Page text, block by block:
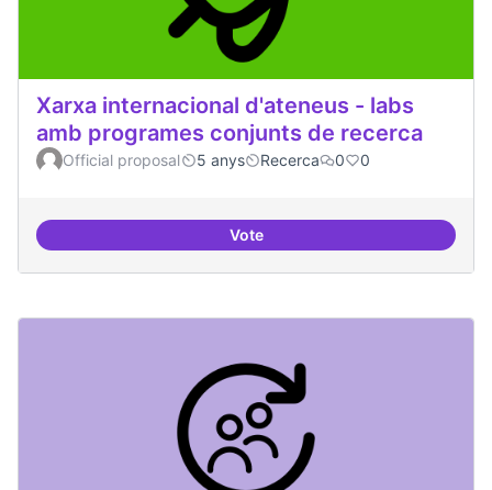
Xarxa internacional d'ateneus - labs
amb programes conjunts de recerca
Official proposal 5 anys Recerca 0 0
VoteXarxa internacional d'ateneus -